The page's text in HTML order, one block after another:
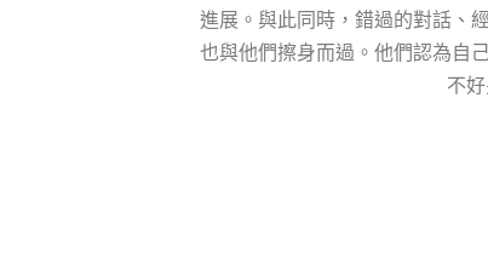
進展。與此同時，錯過的對話、
也與他們擦身而過。他們認為自
不